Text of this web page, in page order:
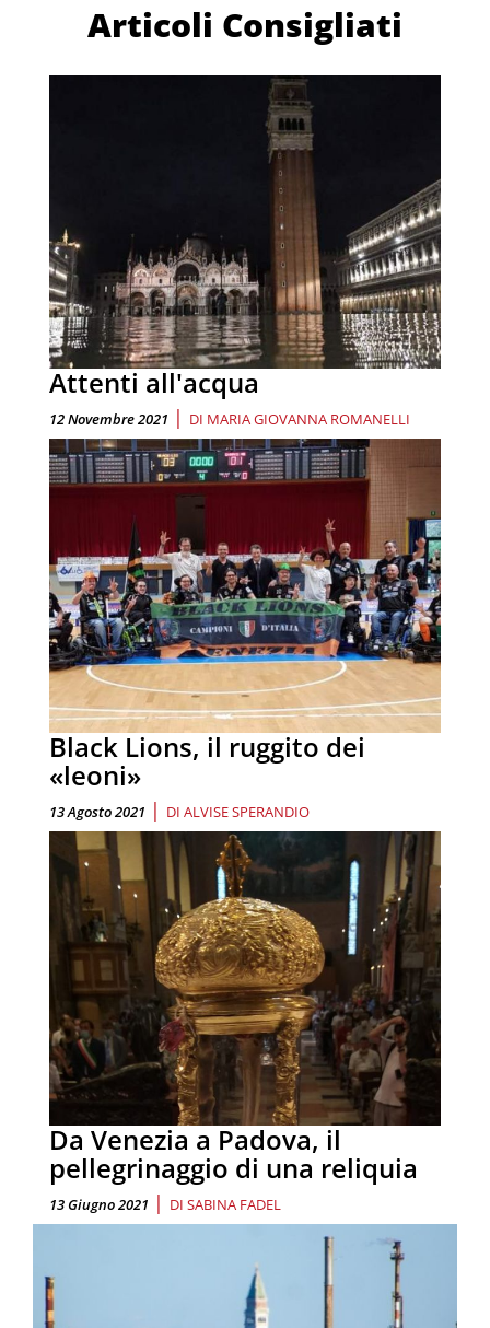
Articoli Consigliati
Attenti all'acqua
12 Novembre 2021 | DI MARIA GIOVANNA ROMANELLI
Black Lions, il ruggito dei
«leoni»
13 Agosto 2021 | DI ALVISE SPERANDIO
Da Venezia a Padova, il
pellegrinaggio di una reliquia
13 Giugno 2021 | DI SABINA FADEL